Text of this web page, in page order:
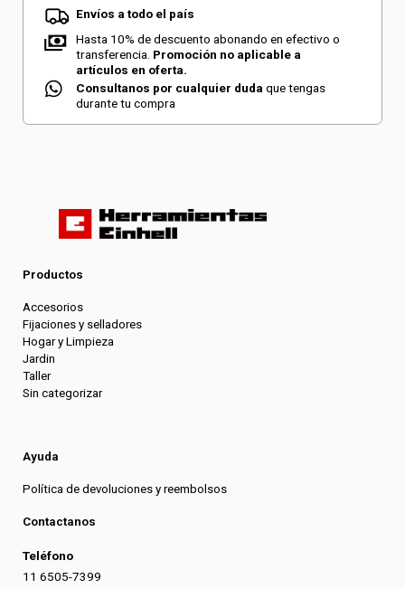
Envíos a todo el país
Hasta 10% de descuento abonando en efectivo o
transferencia. Promoción no aplicable a
artículos en oferta.
Consultanos por cualquier duda que tengas
durante tu compra
Productos
Accesorios
Fijaciones y selladores
Hogar y Limpieza
Jardin
Taller
Sin categorizar
Ayuda
Política de devoluciones y reembolsos
Contactanos
Teléfono
11 6505-7399